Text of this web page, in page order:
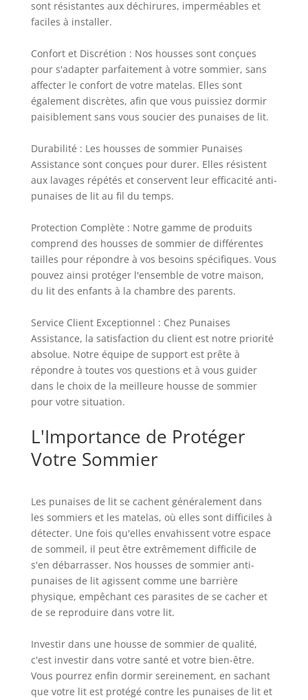
sont résistantes aux déchirures, imperméables et
faciles à installer.
Confort et Discrétion : Nos housses sont conçues
pour s'adapter parfaitement à votre sommier, sans
affecter le confort de votre matelas. Elles sont
également discrètes, afin que vous puissiez dormir
paisiblement sans vous soucier des punaises de lit.
Durabilité : Les housses de sommier Punaises
Assistance sont conçues pour durer. Elles résistent
aux lavages répétés et conservent leur efficacité anti-
punaises de lit au fil du temps.
Protection Complète : Notre gamme de produits
comprend des housses de sommier de différentes
tailles pour répondre à vos besoins spécifiques. Vous
pouvez ainsi protéger l'ensemble de votre maison,
du lit des enfants à la chambre des parents.
Service Client Exceptionnel : Chez Punaises
Assistance, la satisfaction du client est notre priorité
absolue. Notre équipe de support est prête à
répondre à toutes vos questions et à vous guider
dans le choix de la meilleure housse de sommier
pour votre situation.
L'Importance de Protéger
Votre Sommier
Les punaises de lit se cachent généralement dans
les sommiers et les matelas, où elles sont difficiles à
détecter. Une fois qu'elles envahissent votre espace
de sommeil, il peut être extrêmement difficile de
s'en débarrasser. Nos housses de sommier anti-
punaises de lit agissent comme une barrière
physique, empêchant ces parasites de se cacher et
de se reproduire dans votre lit.
Investir dans une housse de sommier de qualité,
c'est investir dans votre santé et votre bien-être.
Vous pourrez enfin dormir sereinement, en sachant
que votre lit est protégé contre les punaises de lit et